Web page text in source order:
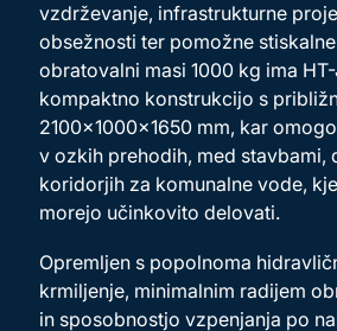
vzdrževanje, infrastrukturne
obsežnosti ter pomožne
obratovalni masi 1000 kg ima
kompaktno konstrukcijo s
2100×1000×1650 mm, kar
v ozkih prehodih, med stavbami,
koridorjih za komunalne vode,
morejo učinkovito delovati.
Opremljen s popolnoma
krmiljenje, minimalnim radijem
in sposobnostjo vzpenjanja po